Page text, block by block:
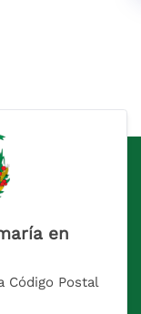
en
Código Postal